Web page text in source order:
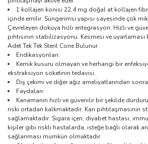
1 kollajen konisi 22,4 mg doğal at kollajen
içinde emilir. Süngerimsi yapısı sayesinde çok
Çevreleyen dokuya hızlı entegrasyon. Hızlı ve
pıhtısının stabilizasyonu. Kesmesi ve
Adet Tek Tek Steril Cone Bulunur.
Endikasyonları:
Kemik kusuru olmayan ve herhangi bir
ekstraksiyon soketinin tedavisi.
Diş çekimi ve diğer ağız ameliyatlarından
Faydaları:
Kanamanın hızlı ve güvenilir bir şekilde
riski ortadan kalkmaktadır. Kan pıhtılaşmasının
sağlamaktadır. Sigara içen, diyabet hastası,
kişiler gibi riskli hastalarda, isteğe bağlı olarak
sağlanması mümkün olmaktadır.